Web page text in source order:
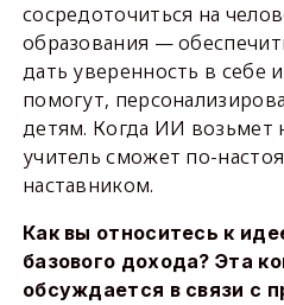
сосредоточиться на
образования —
дать уверенность в
помогут,
детям. Когда ИИ возьмет
учитель сможет по-
наставником.
Как вы относитесь к
базового дохода? Эта
обсуждается в связи с